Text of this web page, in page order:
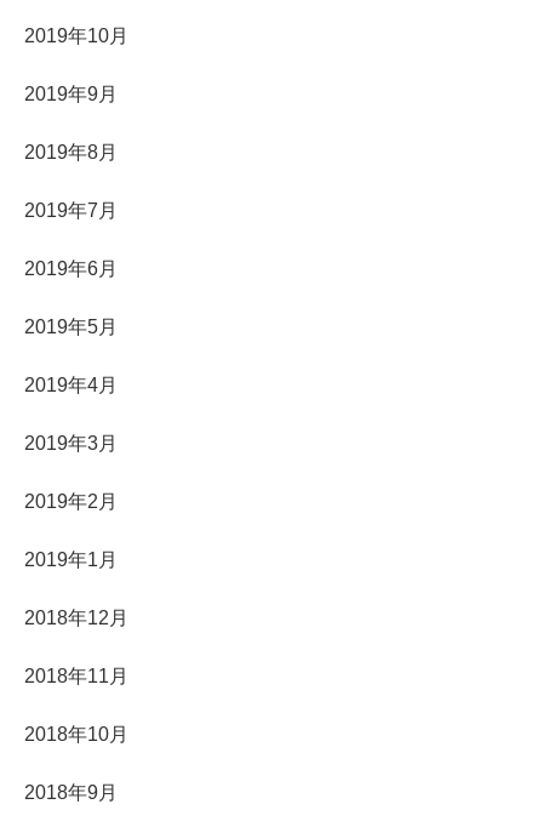
2019年10月
2019年9月
2019年8月
2019年7月
2019年6月
2019年5月
2019年4月
2019年3月
2019年2月
2019年1月
2018年12月
2018年11月
2018年10月
2018年9月